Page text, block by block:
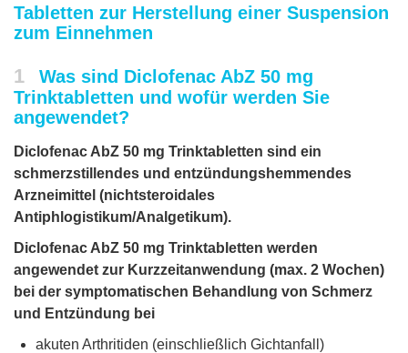
Tabletten zur Herstellung einer Suspension
zum Einnehmen
1
Was sind Diclofenac AbZ 50 mg
Trinktabletten und wofür werden Sie
angewendet?
Diclofenac AbZ 50 mg Trinktabletten sind ein
schmerzstillendes und entzündungshemmendes
Arzneimittel (nichtsteroidales
Antiphlogistikum/Analgetikum).
Diclofenac AbZ 50 mg Trinktabletten werden
angewendet zur Kurzzeitanwendung (max. 2 Wochen)
bei der symptomatischen Behandlung von Schmerz
und Entzündung bei
akuten Arthritiden (einschließlich Gichtanfall)